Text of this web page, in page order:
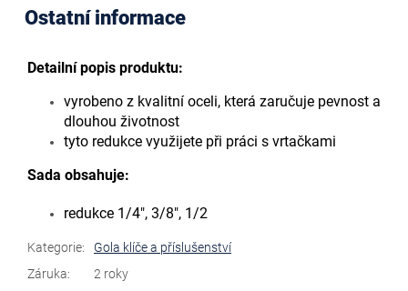
Ostatní informace
Detailní popis produktu:
vyrobeno z kvalitní oceli, která zaručuje pevnost a
dlouhou životnost
tyto redukce využijete při práci s vrtačkami
Sada obsahuje:
redukce 1/4", 3/8", 1/2
Kategorie:
Gola klíče a příslušenství
Záruka:
2 roky